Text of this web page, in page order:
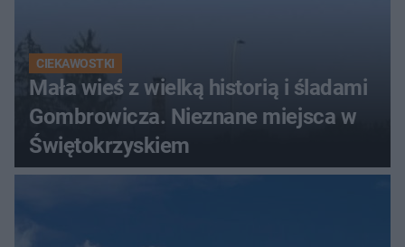
CIEKAWOSTKI
Mała wieś z wielką historią i śladami
Gombrowicza. Nieznane miejsca w
Świętokrzyskiem